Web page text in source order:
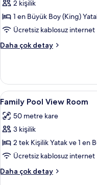
Room
için
tüm
fotoğrafları
görün
2 kişilik
1 en Büyük Boy (King)
Ücretsiz kablosuz internet
Daha çok detay
Double
hakkında
daha
fazla
Family
Pool
View
Room
için
tüm
fotoğrafları
görün
13
Family Pool View Room
50 metre kare
3 kişilik
2 tek Kişilik Yatak ve 1 en
Ücretsiz kablosuz internet
Daha çok detay
Family